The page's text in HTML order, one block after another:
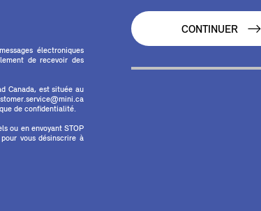
électroniques
de recevoir des
Canada, est située au
de confidentialité.
ou en envoyant STOP
vous désinscrire à
CONTINUER